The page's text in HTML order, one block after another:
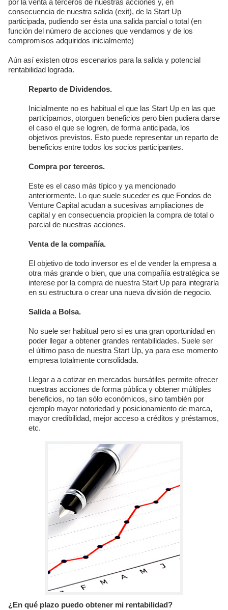
consecuencia de nuestra salida (exit), de la Start Up
participada, pudiendo ser ésta una salida parcial o total (en
función del número de acciones que vendamos y de los
compromisos adquiridos inicialmente)
Aún así existen otros escenarios para la salida y potencial
rentabilidad lograda.
Reparto de Dividendos.
Inicialmente no es habitual el que las Start Up en las que
participamos, otorguen beneficios pero bien pudiera darse
el caso el que se logren, de forma anticipada, los
objetivos previstos. Esto puede representar un reparto de
beneficios entre todos los socios participantes.
Compra por terceros.
Este es el caso más típico y ya mencionado
anteriormente. Lo que suele suceder es que Fondos de
Venture Capital acudan a sucesivas ampliaciones de
capital y en consecuencia propicien la compra de total o
parcial de nuestras acciones.
Venta de la compañía.
El objetivo de todo inversor es el de vender la empresa a
otra más grande o bien, que una compañía estratégica se
interese por la compra de nuestra Start Up para integrarla
en su estructura o crear una nueva división de negocio.
Salida a Bolsa.
No suele ser habitual pero si es una gran oportunidad en
poder llegar a obtener grandes rentabilidades. Suele ser
el último paso de nuestra Start Up, ya para ese momento
empresa totalmente consolidada.
Llegar a a cotizar en mercados bursátiles permite ofrecer
nuestras acciones de forma pública y obtener múltiples
beneficios, no tan sólo económicos, sino también por
ejemplo mayor notoriedad y posicionamiento de marca,
mayor credibilidad, mejor acceso a créditos y préstamos,
etc.
¿En qué plazo puedo obtener mi rentabilidad?